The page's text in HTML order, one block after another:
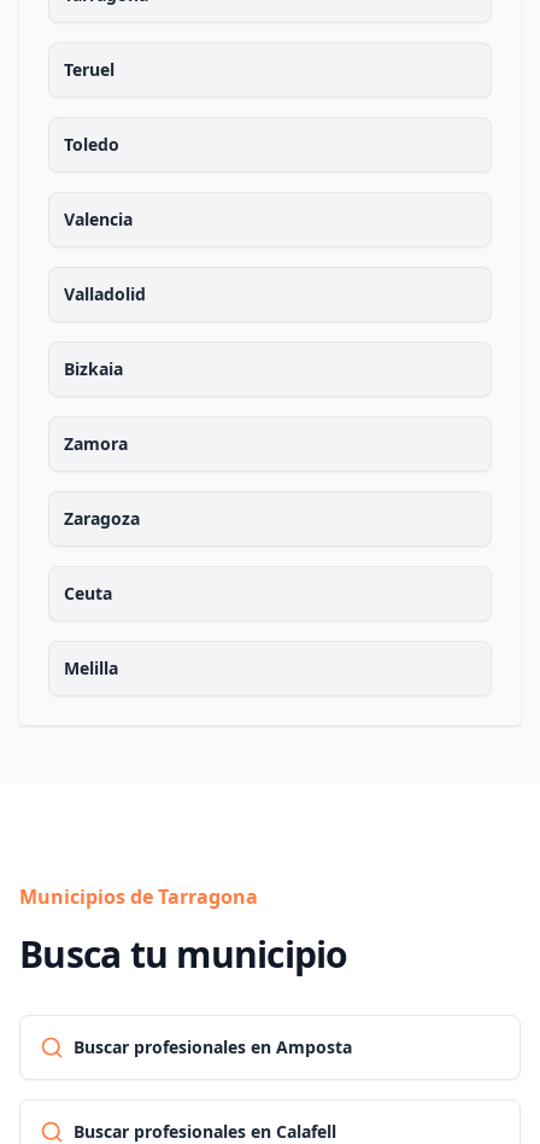
Teruel
Toledo
Valencia
Valladolid
Bizkaia
Zamora
Zaragoza
Ceuta
Melilla
Municipios de Tarragona
Busca tu municipio
Buscar profesionales en Amposta
Buscar profesionales en Calafell